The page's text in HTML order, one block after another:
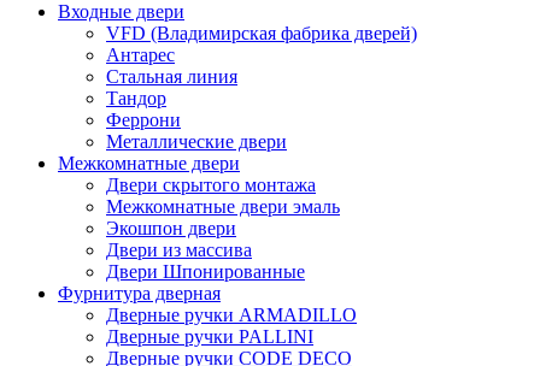
Входные двери
VFD (Владимирская фабрика дверей)
Антарес
Стальная линия
Тандор
Феррони
Металлические двери
Межкомнатные двери
Двери скрытого монтажа
Межкомнатные двери эмаль
Экошпон двери
Двери из массива
Двери Шпонированные
Фурнитура дверная
Дверные ручки ARMADILLO
Дверные ручки PALLINI
Дверные ручки CODE DECO